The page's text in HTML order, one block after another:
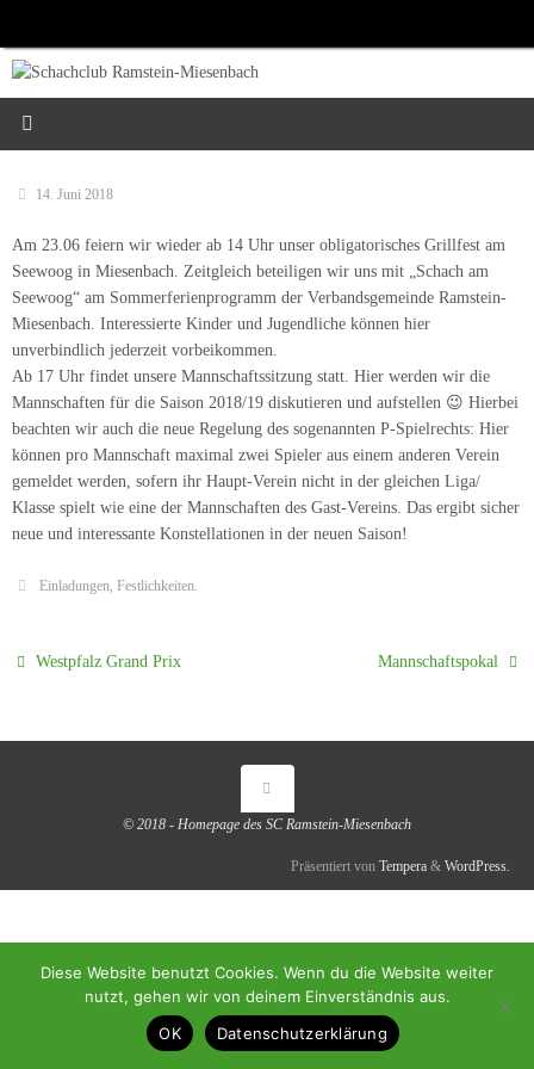
springen
14. Juni 2018
Am 23.06 feiern wir wieder ab 14 Uhr unser obligatorisches Grillfest am
Seewoog in Miesenbach. Zeitgleich beteiligen wir uns mit „Schach am
Seewoog“ am Sommerferienprogramm der Verbandsgemeinde Ramstein-
Miesenbach. Interessierte Kinder und Jugendliche können hier
unverbindlich jederzeit vorbeikommen.
Ab 17 Uhr findet unsere Mannschaftssitzung statt. Hier werden wir die
Mannschaften für die Saison 2018/19 diskutieren und aufstellen 😉 Hierbei
beachten wir auch die neue Regelung des sogenannten P-Spielrechts: Hier
können pro Mannschaft maximal zwei Spieler aus einem anderen Verein
gemeldet werden, sofern ihr Haupt-Verein nicht in der gleichen Liga/
Klasse spielt wie eine der Mannschaften des Gast-Vereins. Das ergibt sicher
neue und interessante Konstellationen in der neuen Saison!
Einladungen Festlichkeiten
Westpfalz Grand Prix Mannschaftspokal
© 2018 - Homepage des SC Ramstein-Miesenbach
Präsentiert von Tempera & WordPress.
Diese Website benutzt Cookies. Wenn du die Website weiter
nutzt, gehen wir von deinem Einverständnis aus.
OK
Datenschutzerklärung